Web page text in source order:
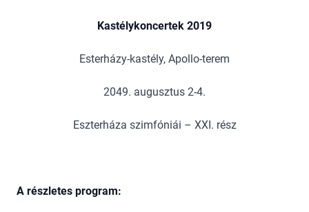
Kastélykoncertek 2019
Esterházy-kastély, Apollo-terem
2049. augusztus 2-4.
Eszterháza szimfóniái – XXI. rész
A részletes program: